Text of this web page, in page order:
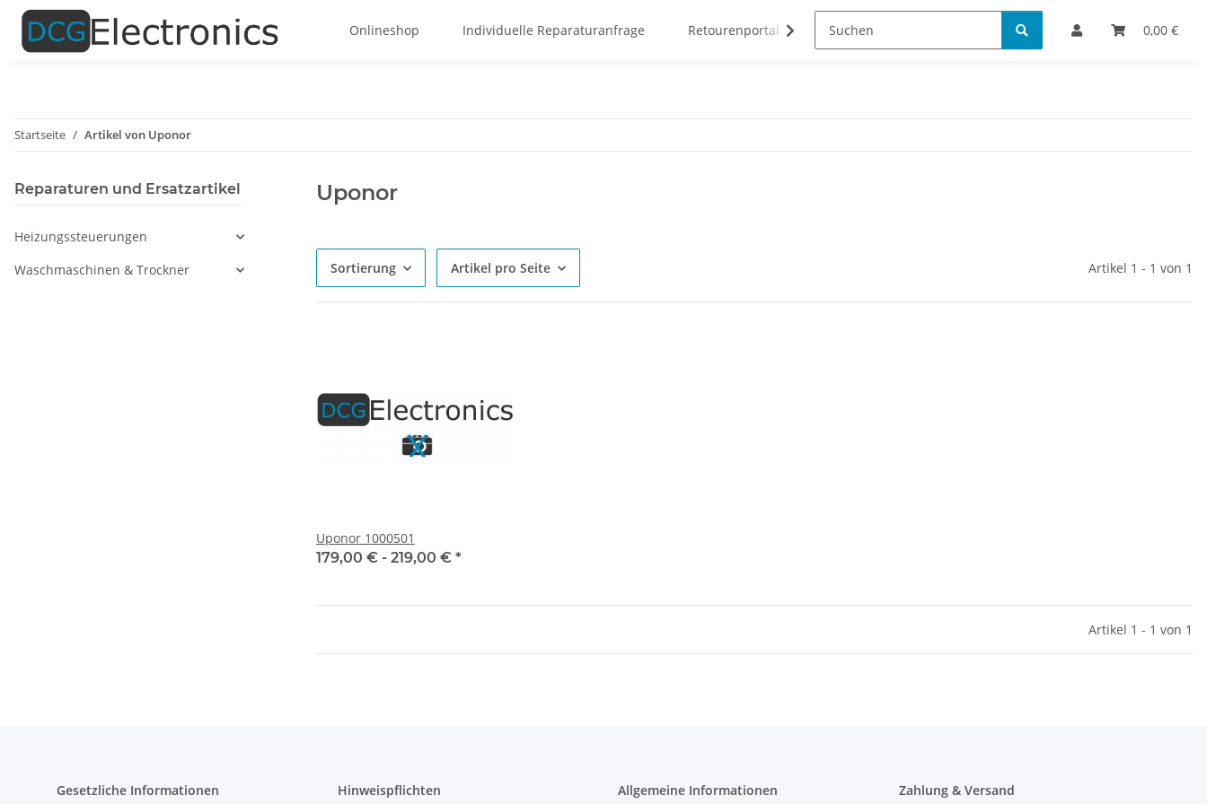
0,00 €
Onlineshop Individuelle Reparaturanfrage Retourenportal Bestellinformationen
Startseite Artikel von Uponor
Uponor
Sortierung Artikel pro Seite Artikel 1 - 1 von 1
Uponor 1000501
179,00 € - 219,00 € *
Artikel 1 - 1 von 1
Reparaturen und Ersatzartikel
Heizungssteuerungen
Waschmaschinen & Trockner
Gesetzliche Informationen Hinweispflichten Allgemeine Informationen Zahlung & Versand